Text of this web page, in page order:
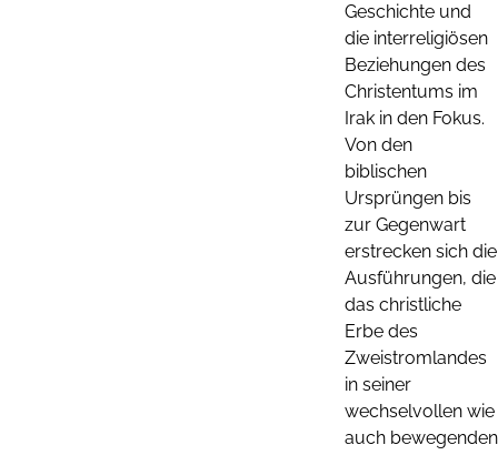
Geschichte und
die interreligiösen
Beziehungen des
Christentums im
Irak in den Fokus.
Von den
biblischen
Ursprüngen bis
zur Gegenwart
erstrecken sich die
Ausführungen, die
das christliche
Erbe des
Zweistromlandes
in seiner
wechselvollen wie
auch bewegenden